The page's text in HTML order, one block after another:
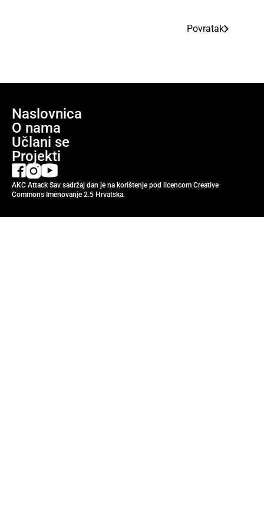
Povratak
Naslovnica
O nama
Učlani se
Projekti
AKC Attack Sav sadržaj dan je na korištenje pod licencom Creative
Commons Imenovanje 2.5 Hrvatska.